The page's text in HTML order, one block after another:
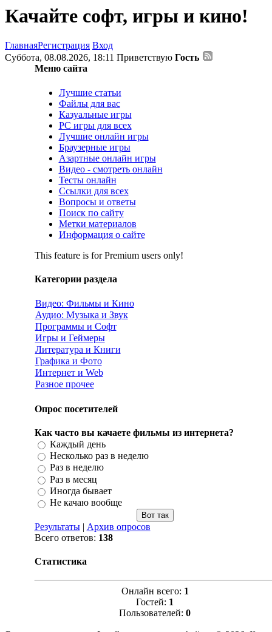
Качайте софт, игры и кино!
ГлавнаяРегистрация Вход
Суббота, 08.08.2026, 18:11 Приветствую Гость
Меню сайта
Лучшие статьи
Файлы для вас
Казуальные игры
PC игры для всех
Лучшие онлайн игры
Браузерные игры
Азартные онлайн игры
Видео - смотреть онлайн
Тесты онлайн
Ссылки для всех
Вопросы и ответы
Поиск по сайту
Метки материалов
Информация о сайте
This feature is for Premium users only!
Категории раздела
Видео: Фильмы и Кино
Аудио: Музыка и Звук
Программы и Софт
Игры и Геймеры
Литература и Книги
Графика и Фото
Интернет и Web
Разное прочее
Опрос посетителей
Как часто вы качаете фильмы из интернета?
Каждый день
Несколько раз в неделю
Раз в неделю
Раз в месяц
Иногда бывает
Не качаю вообще
Результаты| Архив опросов
Всего ответов: 138
Статистика
Онлайн всего: 1
Гостей: 1
Пользователей: 0